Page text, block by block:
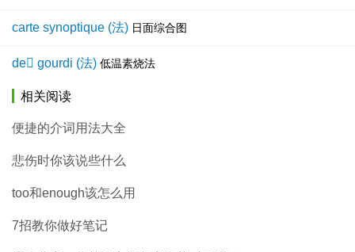
carte synoptique (法) 日面综合图
de gourdi (法) 低温素烧法
相关阅读
便捷的介词用法大全
悲伤时你该说些什么
too和enough该怎么用
7招教你做好笔记